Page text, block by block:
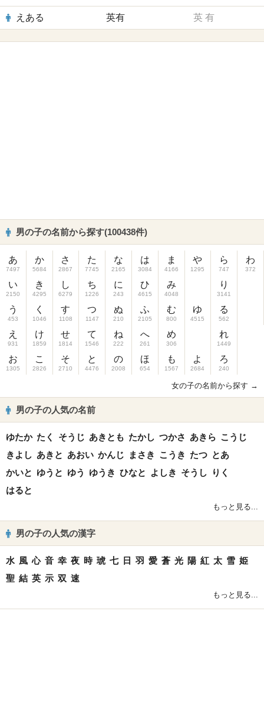
えある 英有 英 有
男の子の名前から探す(100438件)
あ
7497
い
2150
う
453
え
931
お
1305
か
5684
き
4295
く
1046
け
1859
こ
2826
さ
2867
し
6279
す
1108
せ
1814
そ
2710
た
7745
ち
1226
つ
1147
て
1546
と
4476
な
2165
に
243
ぬ
210
ね
222
の
2008
は
3084
ひ
4615
ふ
2105
へ
261
ほ
654
ま
4166
み
4048
む
800
め
306
も
1567
や
1295
ゆ
4515
よ
2684
ら
747
り
3141
る
562
れ
1449
ろ
240
わ
372
女の子の名前から探す →
男の子の人気の名前
ゆたか たく そうじ あきとも たかし つかさ あきら こうじ
きよし あきと あおい かんじ まさき こうき たつ とあ
かいと ゆうと ゆう ゆうき ひなと よしき そうし
りく
はると
もっと見る...
男の子の人気の漢字
水 風 心 音 幸 夜 時 琥 七 日 羽 愛 蒼 光 陽 紅 太 雪 姫
聖 結 英 示 双 速
もっと見る...